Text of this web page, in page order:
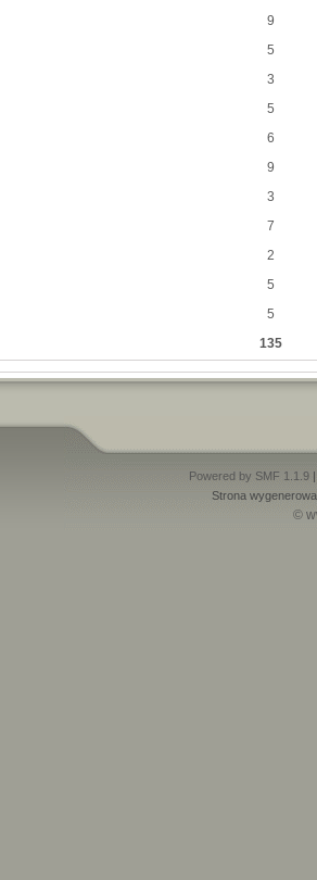
9
5
3
5
6
9
3
7
2
5
5
135
Powered by SMF 1.1.9
Strona
©